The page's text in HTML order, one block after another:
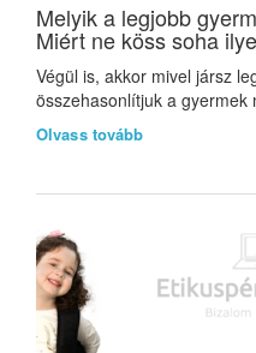
Melyik a legjobb
Miért ne köss soha
Végül is, akkor mivel jársz
összehasonlítjuk a
Olvass tovább